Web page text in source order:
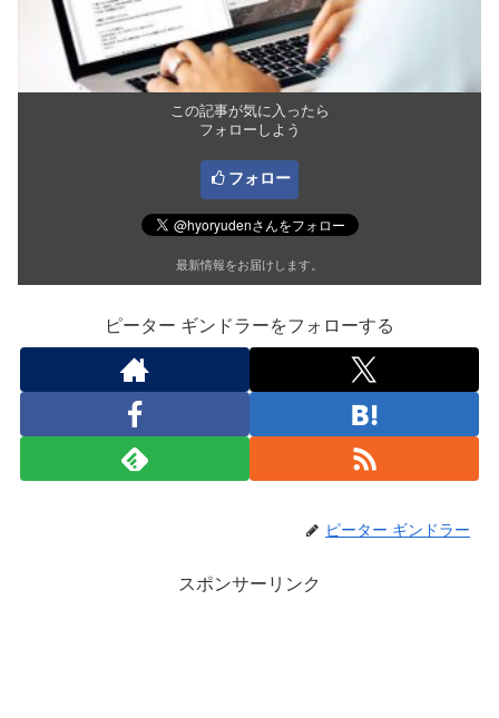
この記事が気に入ったら
フォローしよう
フォロー
最新情報をお届けします。
ピーター ギンドラーをフォローする
ピーター ギンドラー
スポンサーリンク